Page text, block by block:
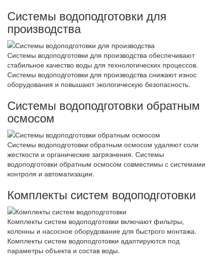
Системы водоподготовки для
производства
Системы водоподготовки для производства обеспечивают
стабильное качество воды для технологических процессов.
Системы водоподготовки для производства снижают износ
оборудования и повышают экологическую безопасность.
Системы водоподготовки обратным
осмосом
Системы водоподготовки обратным осмосом удаляют соли
жесткости и органические загрязнения. Системы
водоподготовки обратным осмосом совместимы с системами
контроля и автоматизации.
Комплекты систем водоподготовки
Комплекты систем водоподготовки включают фильтры,
колонны и насосное оборудование для быстрого монтажа.
Комплекты систем водоподготовки адаптируются под
параметры объекта и состав воды.